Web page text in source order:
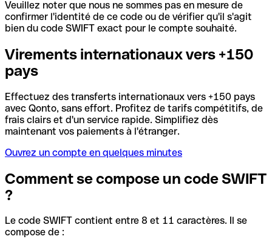
Veuillez noter que nous ne sommes pas en mesure de
confirmer l'identité de ce code ou de vérifier qu'il s'agit
bien du code SWIFT exact pour le compte souhaité.
Virements internationaux vers +150
pays
Effectuez des transferts internationaux vers +150 pays
avec Qonto, sans effort. Profitez de tarifs compétitifs, de
frais clairs et d'un service rapide. Simplifiez dès
maintenant vos paiements à l'étranger.
Ouvrez un compte en quelques minutes
Comment se compose un code SWIFT
?
Le code SWIFT contient entre 8 et 11 caractères. Il se
compose de :